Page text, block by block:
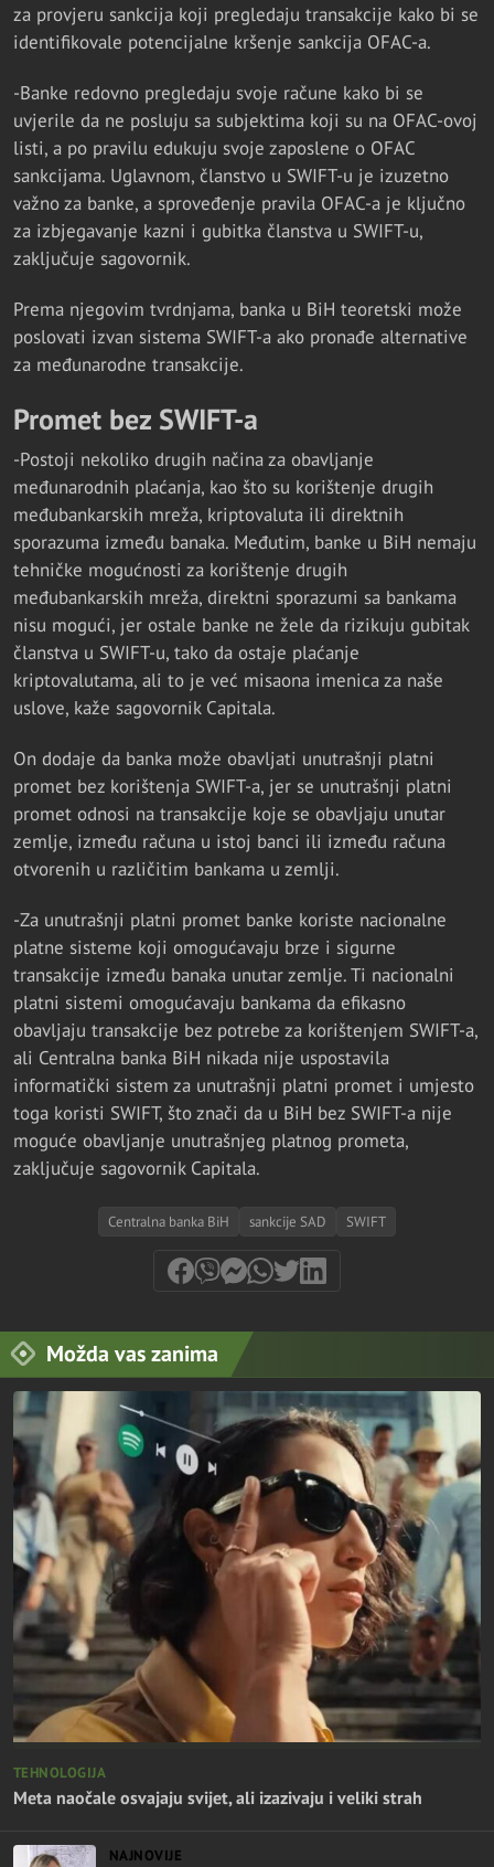
za provjeru sankcija koji pregledaju transakcije kako bi se
identifikovale potencijalne kršenje sankcija OFAC-a.
-Banke redovno pregledaju svoje račune kako bi se
uvjerile da ne posluju sa subjektima koji su na OFAC-ovoj
listi, a po pravilu edukuju svoje zaposlene o OFAC
sankcijama. Uglavnom, članstvo u SWIFT-u je izuzetno
važno za banke, a sproveđenje pravila OFAC-a je ključno
za izbjegavanje kazni i gubitka članstva u SWIFT-u,
zaključuje sagovornik.
Prema njegovim tvrdnjama, banka u BiH teoretski može
poslovati izvan sistema SWIFT-a ako pronađe alternative
za međunarodne transakcije.
Promet bez SWIFT-a
-Postoji nekoliko drugih načina za obavljanje
međunarodnih plaćanja, kao što su korištenje drugih
međubankarskih mreža, kriptovaluta ili direktnih
sporazuma između banaka. Međutim, banke u BiH nemaju
tehničke mogućnosti za korištenje drugih
međubankarskih mreža, direktni sporazumi sa bankama
nisu mogući, jer ostale banke ne žele da rizikuju gubitak
članstva u SWIFT-u, tako da ostaje plaćanje
kriptovalutama, ali to je već misaona imenica za naše
uslove, kaže sagovornik Capitala.
On dodaje da banka može obavljati unutrašnji platni
promet bez korištenja SWIFT-a, jer se unutrašnji platni
promet odnosi na transakcije koje se obavljaju unutar
zemlje, između računa u istoj banci ili između računa
otvorenih u različitim bankama u zemlji.
-Za unutrašnji platni promet banke koriste nacionalne
platne sisteme koji omogućavaju brze i sigurne
transakcije između banaka unutar zemlje. Ti nacionalni
platni sistemi omogućavaju bankama da efikasno
obavljaju transakcije bez potrebe za korištenjem SWIFT-a,
ali Centralna banka BiH nikada nije uspostavila
informatički sistem za unutrašnji platni promet i umjesto
toga koristi SWIFT, što znači da u BiH bez SWIFT-a nije
moguće obavljanje unutrašnjeg platnog prometa,
zaključuje sagovornik Capitala.
Centralna banka BiH sankcije SAD SWIFT
Možda vas zanima
TEHNOLOGIJA
Meta naočale osvajaju svijet, ali izazivaju i veliki strah
NAJNOVIJE